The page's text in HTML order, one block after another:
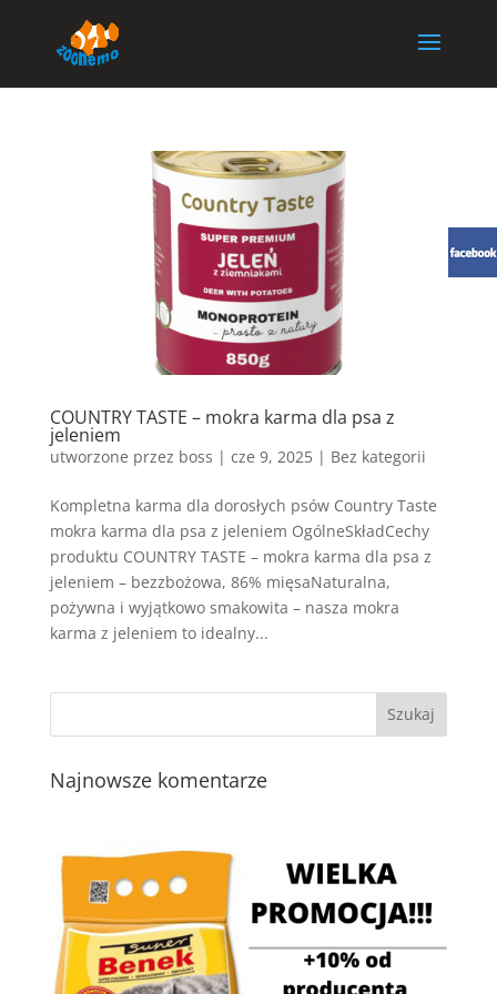
COUNTRY TASTE – mokra karma dla psa z
jeleniem
utworzone przez boss | cze 9, 2025| Bez kategorii
Kompletna karma dla dorosłych psów Country Taste
mokra karma dla psa z jeleniem OgólneSkładCechy
produktu COUNTRY TASTE – mokra karma dla psa z
jeleniem – bezzbożowa, 86% mięsaNaturalna,
pożywna i wyjątkowo smakowita – nasza mokra
karma z jeleniem to idealny...
Najnowsze komentarze